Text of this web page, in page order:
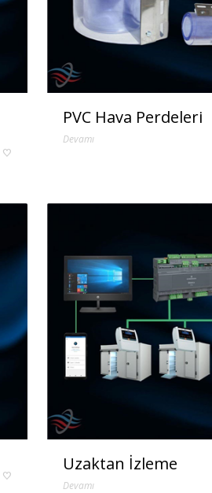
PVC Hava Perdeleri
Devamı
Uzaktan İzleme
Devamı